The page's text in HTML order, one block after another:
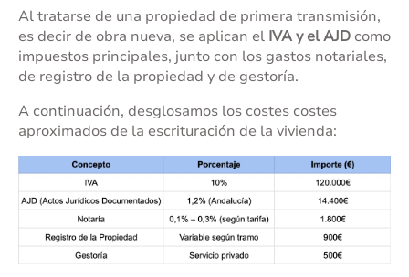
Al tratarse de una propiedad de primera transmisión,
es decir de obra nueva, se aplican el IVA y el AJD como
impuestos principales, junto con los gastos notariales,
de registro de la propiedad y de gestoría.
A continuación, desglosamos los costes costes
aproximados de la escrituración de la vivienda: